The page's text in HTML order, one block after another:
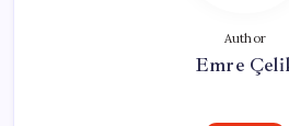
Author
Emre